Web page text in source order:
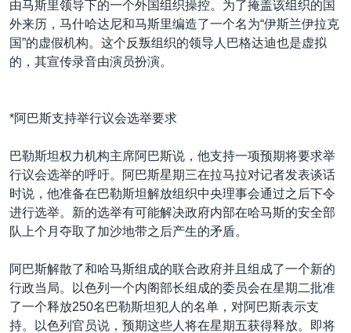
由马斯里领导下的一个外国组织操控。为了掩盖该组织的国
外来历，马什哈达尼和马斯里编造了一个名为“伊斯兰伊拉克
国”的虚假机构。这个反叛组织的领导人巴格达迪也是虚拟
的，其宣传录音由演员扮演。
*阿巴斯支持举行议会选举要求
巴勒斯坦权力机构主席阿巴斯说，他支持一项预期将要求举
行议会选举的呼吁。阿巴斯星期三在拉马拉对记者发表谈话
时说，他准备在巴勒斯坦解放组织中央理事会通过之后下令
进行选举。新的选举有可能解决政府内部在哈马斯的安全部
队上个月夺取了加沙地带之后产生的矛盾。
阿巴斯解散了和哈马斯组成的联合政府并且组成了一个新的
行政当局。以色列一个内阁部长组成的委员会在星期二批准
了一个释放250名巴勒斯坦犯人的名单，对阿巴斯表示支
持。以色列官员说，预期这些人将在星期五获得释放。即将